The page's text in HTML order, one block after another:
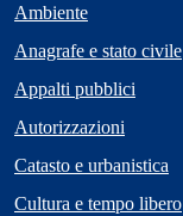
Ambiente
Anagrafe e stato civile
Appalti pubblici
Autorizzazioni
Catasto e urbanistica
Cultura e tempo libero